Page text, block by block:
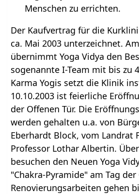
Menschen zu errichten.
Der Kaufvertrag für die
ca. Mai 2003 unterzeichnet.
übernimmt Yoga Vidya den
sogenannte I-Team mit bis zu
Karma Yogis setzt die Klinik
10.10.2003 ist feierliche
der Offenen Tür. Die
werden gehalten u.a. von
Eberhardt Block, vom Landrat
Professor Lothar Albertin.
besuchen den Neuen Yoga
"Chakra-Pyramide" am Tag der
Renovierungsarbeiten gehen